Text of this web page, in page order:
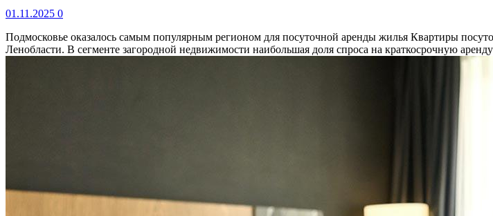
01.11.2025 0
Подмосковье оказалось самым популярным регионом для посуточной аренды жилья Квартиры
Ленобласти. В сегменте загородной недвижимости наибольшая доля спроса на краткосрочную